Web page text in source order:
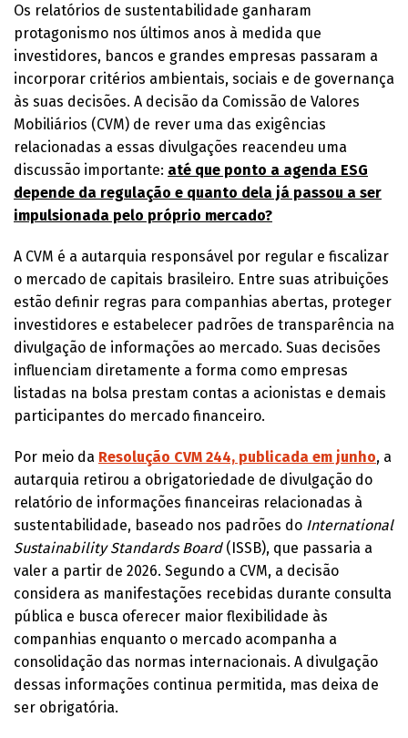
Os relatórios de sustentabilidade ganharam
protagonismo nos últimos anos à medida que
investidores, bancos e grandes empresas passaram a
incorporar critérios ambientais, sociais e de governança
às suas decisões. A decisão da Comissão de Valores
Mobiliários (CVM) de rever uma das exigências
relacionadas a essas divulgações reacendeu uma
discussão importante: até que ponto a agenda ESG
depende da regulação e quanto dela já passou a ser
impulsionada pelo próprio mercado?
A CVM é a autarquia responsável por regular e fiscalizar
o mercado de capitais brasileiro. Entre suas atribuições
estão definir regras para companhias abertas, proteger
investidores e estabelecer padrões de transparência na
divulgação de informações ao mercado. Suas decisões
influenciam diretamente a forma como empresas
listadas na bolsa prestam contas a acionistas e demais
participantes do mercado financeiro.
Por meio da Resolução CVM 244, publicada em junho, a
autarquia retirou a obrigatoriedade de divulgação do
relatório de informações financeiras relacionadas à
sustentabilidade, baseado nos padrões do International
Sustainability Standards Board(ISSB), que passaria a
valer a partir de 2026. Segundo a CVM, a decisão
considera as manifestações recebidas durante consulta
pública e busca oferecer maior flexibilidade às
companhias enquanto o mercado acompanha a
consolidação das normas internacionais. A divulgação
dessas informações continua permitida, mas deixa de
ser obrigatória.